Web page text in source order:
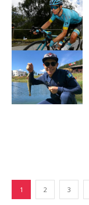
1 2 3